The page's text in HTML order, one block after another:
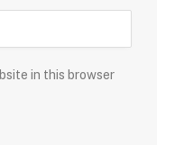
in this browser